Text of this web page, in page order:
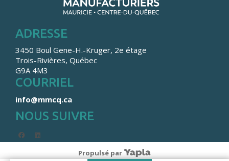
ADRESSE
3450 Boul Gene-H.-Kruger, 2e étage
Trois-Rivières, Québec
G9A 4M3
COURRIEL
info@mmcq.ca
NOUS SUIVRE
facebooklinkedin
Propulsé par